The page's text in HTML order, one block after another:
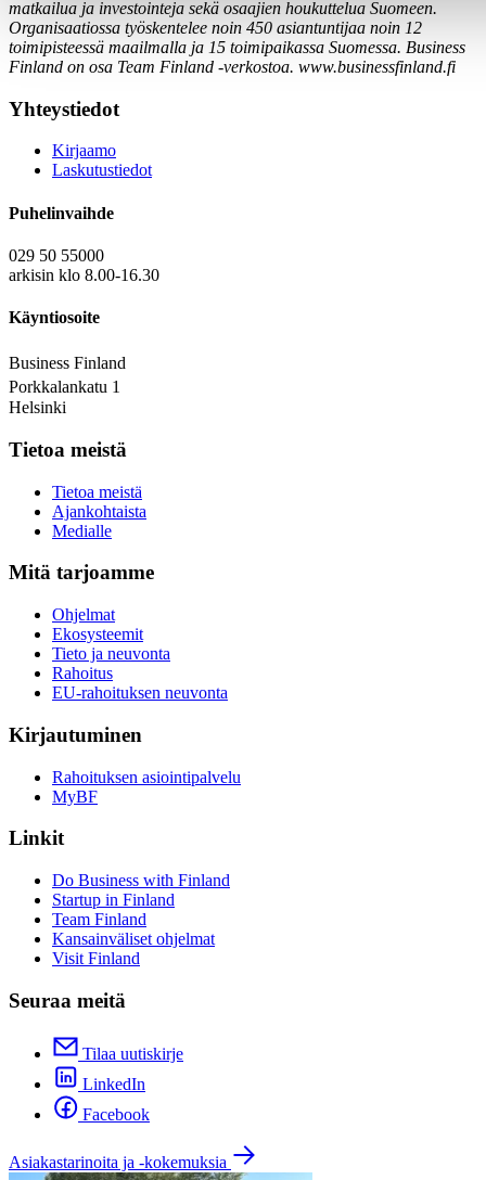
matkailua ja investointeja sekä osaajien houkuttelua Suomeen.
Organisaatiossa työskentelee noin 450 asiantuntijaa noin 12
toimipisteessä maailmalla ja 15 toimipaikassa Suomessa. Business
Finland on osa Team Finland -verkostoa. www.businessfinland.fi
Yhteystiedot
Kirjaamo
Laskutustiedot
Puhelinvaihde
029 50 55000
arkisin klo 8.00-16.30
Käyntiosoite
Business Finland
Porkkalankatu 1
Helsinki
Tietoa meistä
Tietoa meistä
Ajankohtaista
Medialle
Mitä tarjoamme
Ohjelmat
Ekosysteemit
Tieto ja neuvonta
Rahoitus
EU-rahoituksen neuvonta
Kirjautuminen
Rahoituksen asiointipalvelu
MyBF
Linkit
Do Business with Finland
Startup in Finland
Team Finland
Kansainväliset ohjelmat
Visit Finland
Seuraa meitä
Tilaa uutiskirje
LinkedIn
Facebook
Asiakastarinoita ja -kokemuksia